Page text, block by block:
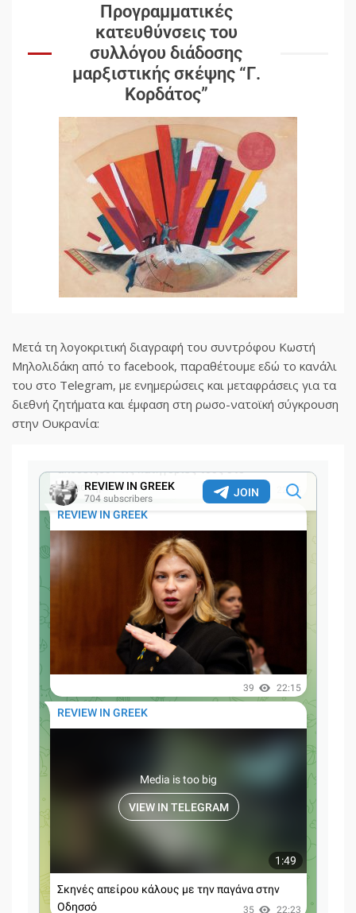
Προγραμματικές
κατευθύνσεις του
συλλόγου διάδοσης
μαρξιστικής σκέψης “Γ.
Κορδάτος”
Μετά τη λογοκριτική διαγραφή του συντρόφου Κωστή
Μηλολιδάκη από το facebook, παραθέτουμε εδώ το κανάλι
του στο Telegram, με ενημερώσεις και μεταφράσεις για τα
διεθνή ζητήματα και έμφαση στη ρωσο-νατοϊκή σύγκρουση
στην Ουκρανία: